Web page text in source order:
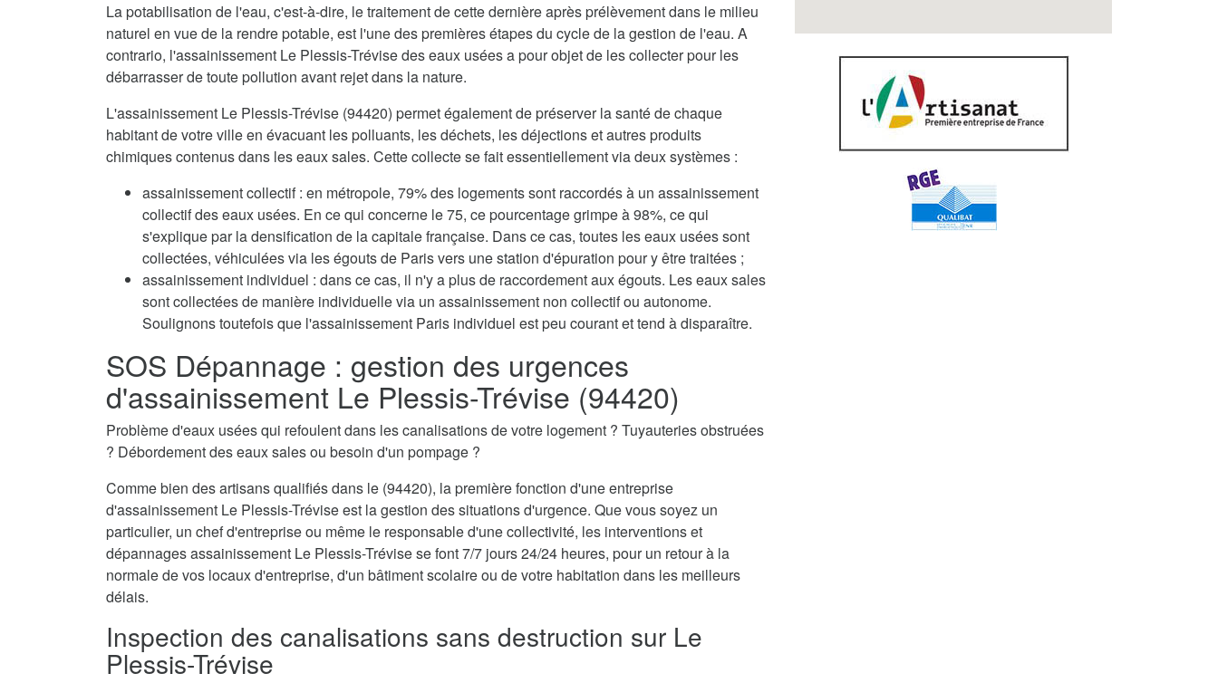
La potabilisation de l'eau, c'est-à-dire, le traitement de cette dernière après prélèvement dans le milieu
naturel en vue de la rendre potable, est l'une des premières étapes du cycle de la gestion de l'eau. A
contrario, l'assainissement Le Plessis-Trévise des eaux usées a pour objet de les collecter pour les
débarrasser de toute pollution avant rejet dans la nature.
L'assainissement Le Plessis-Trévise (94420) permet également de préserver la santé de chaque
habitant de votre ville en évacuant les polluants, les déchets, les déjections et autres produits
chimiques contenus dans les eaux sales. Cette collecte se fait essentiellement via deux systèmes :
assainissement collectif : en métropole, 79% des logements sont raccordés à un assainissement
collectif des eaux usées. En ce qui concerne le 75, ce pourcentage grimpe à 98%, ce qui
s'explique par la densification de la capitale française. Dans ce cas, toutes les eaux usées sont
collectées, véhiculées via les égouts de Paris vers une station d'épuration pour y être traitées ;
assainissement individuel : dans ce cas, il n'y a plus de raccordement aux égouts. Les eaux sales
sont collectées de manière individuelle via un assainissement non collectif ou autonome.
Soulignons toutefois que l'assainissement Paris individuel est peu courant et tend à disparaître.
SOS Dépannage : gestion des urgences
d'assainissement Le Plessis-Trévise (94420)
Problème d'eaux usées qui refoulent dans les canalisations de votre logement ? Tuyauteries obstruées
? Débordement des eaux sales ou besoin d'un pompage ?
Comme bien des artisans qualifiés dans le (94420), la première fonction d'une entreprise
d'assainissement Le Plessis-Trévise est la gestion des situations d'urgence. Que vous soyez un
particulier, un chef d'entreprise ou même le responsable d'une collectivité, les interventions et
dépannages assainissement Le Plessis-Trévise se font 7/7 jours 24/24 heures, pour un retour à la
normale de vos locaux d'entreprise, d'un bâtiment scolaire ou de votre habitation dans les meilleurs
délais.
Inspection des canalisations sans destruction sur Le
Plessis-Trévise